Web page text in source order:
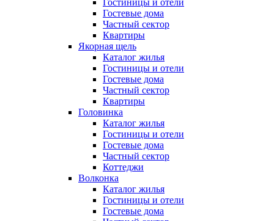
Гостиницы и отели
Гостевые дома
Частный сектор
Квартиры
Якорная щель
Каталог жилья
Гостиницы и отели
Гостевые дома
Частный сектор
Квартиры
Головинка
Каталог жилья
Гостиницы и отели
Гостевые дома
Частный сектор
Коттеджи
Волконка
Каталог жилья
Гостиницы и отели
Гостевые дома